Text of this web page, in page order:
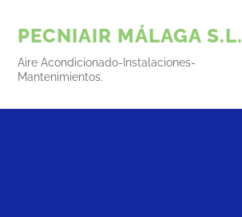
PECNIAIR MÁLAGA S.L.
Aire Acondicionado-Instalaciones-
Mantenimientos.